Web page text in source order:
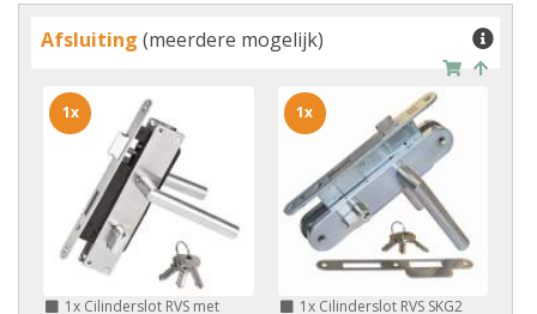
Afsluiting (meerdere mogelijk)
1x Cilinderslot RVS met
1x
1xCilinderslot RVS SKG2
1x